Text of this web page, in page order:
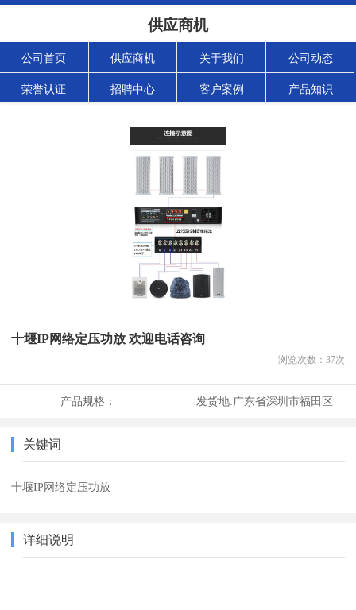
供应商机
公司首页 供应商机 关于我们 公司动态
荣誉认证 招聘中心 客户案例 产品知识
十堰IP网络定压功放 欢迎电话咨询
浏览次数： 37次
产品规格： 发货地:广东省深圳市福田区
关键词
十堰IP网络定压功放
详细说明